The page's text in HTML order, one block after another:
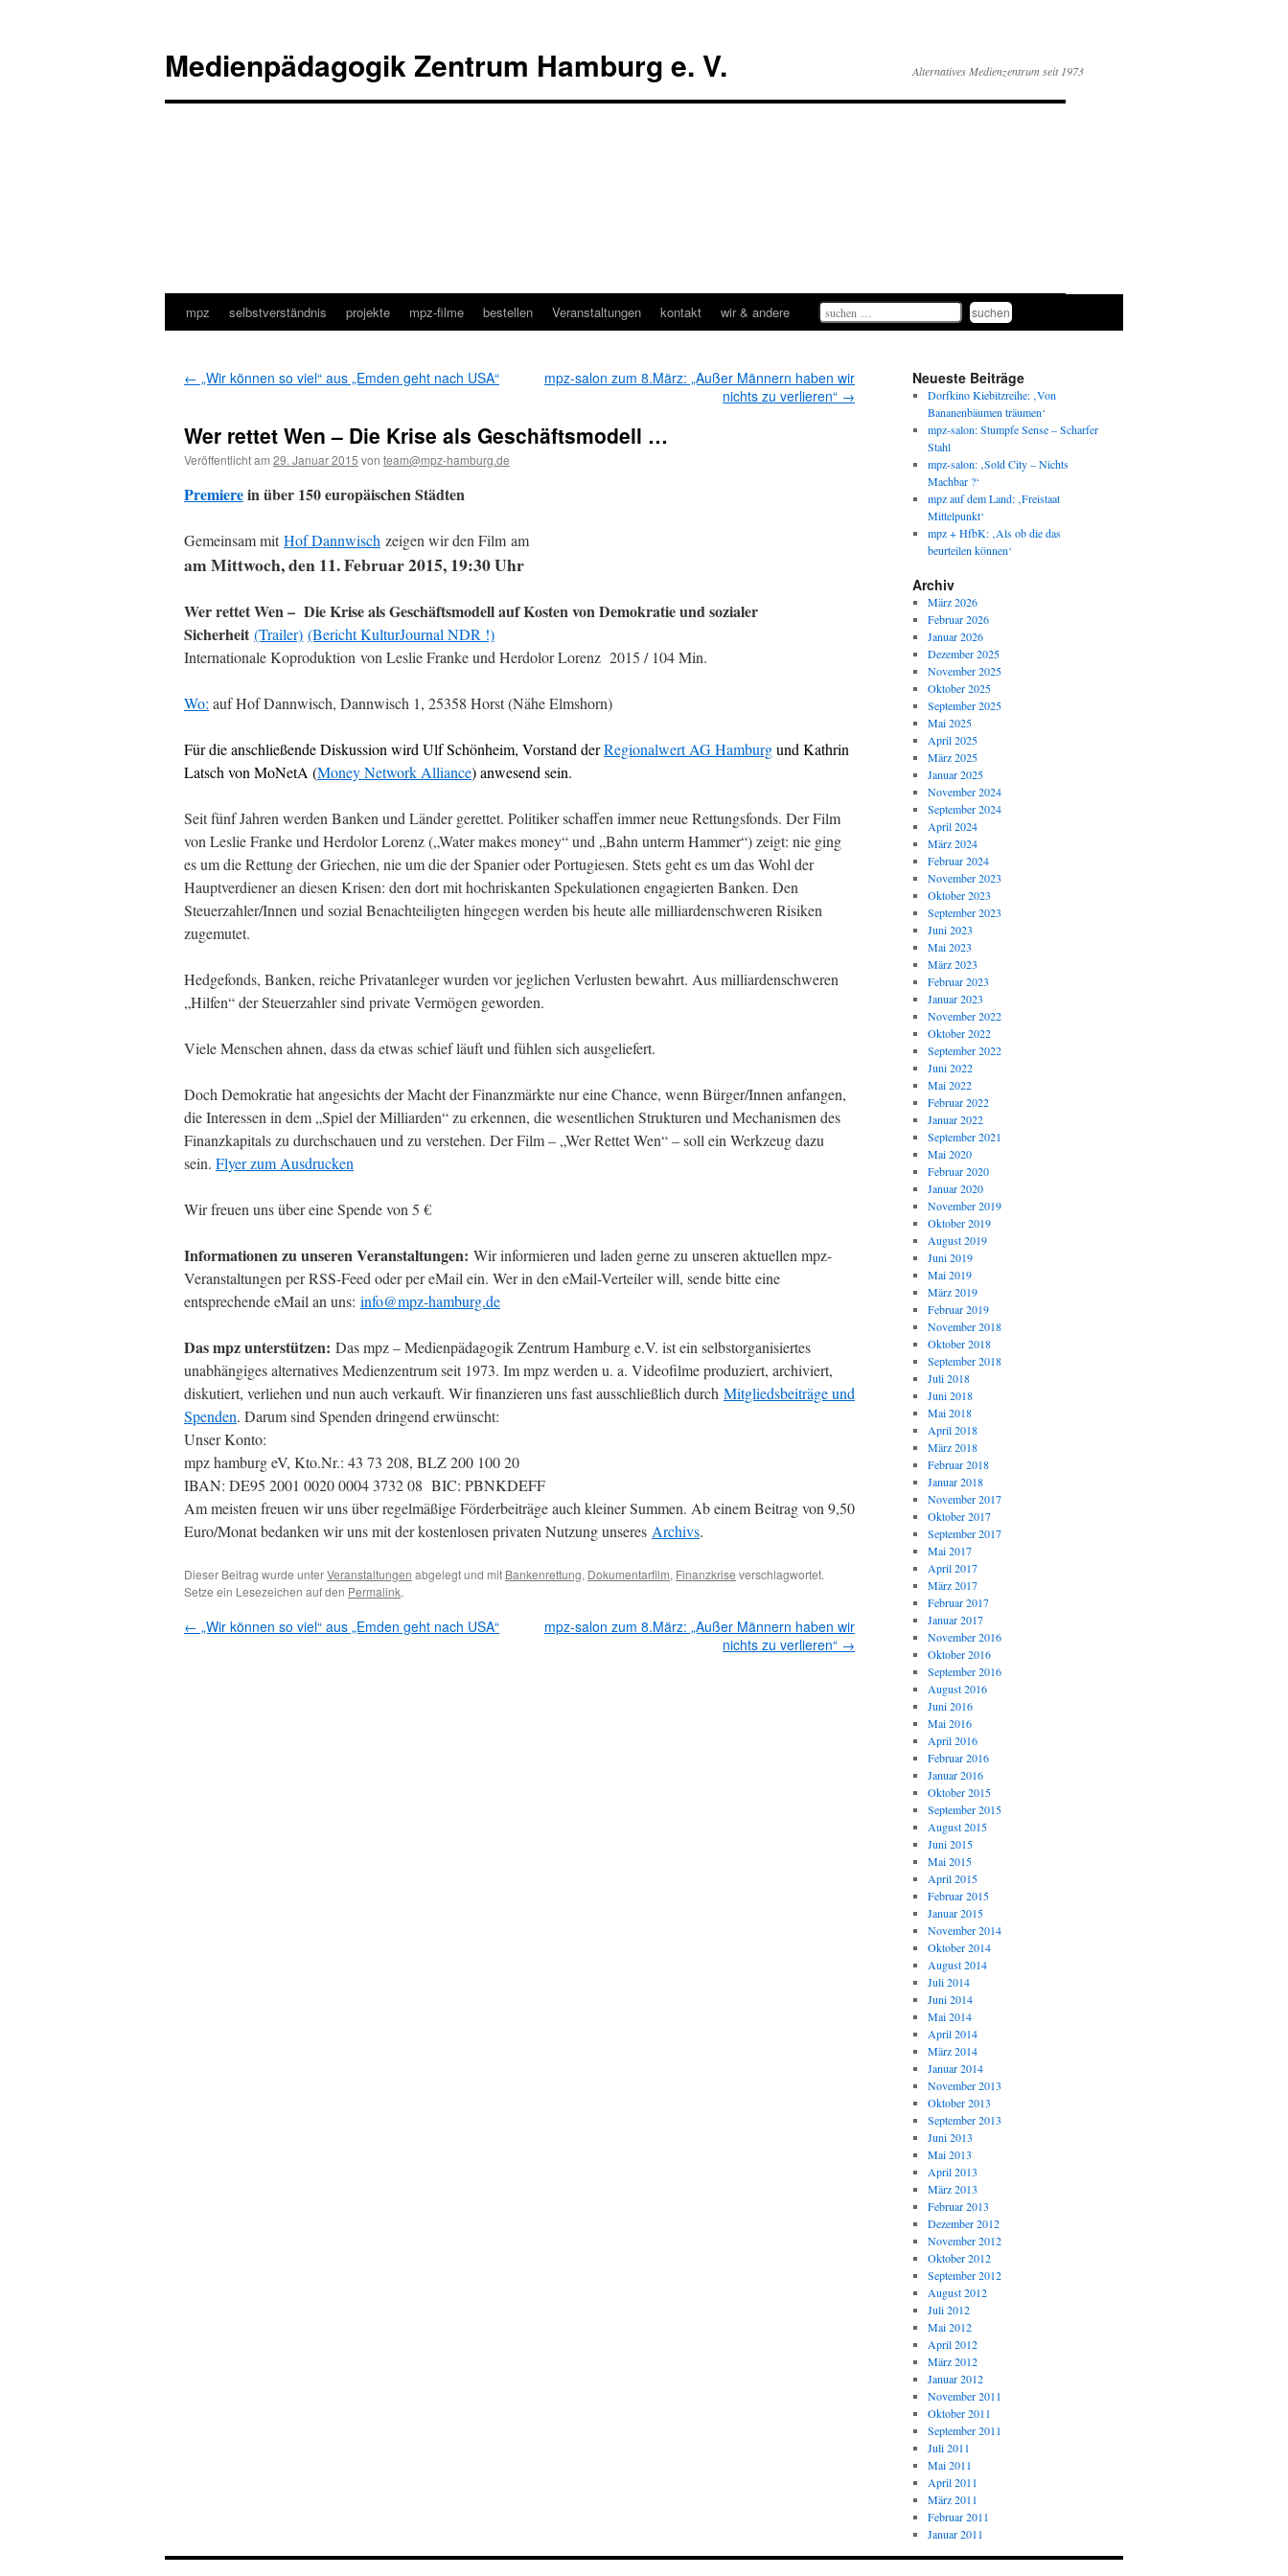
Medienpädagogik Zentrum Hamburg e. V. Alternatives Medienzentrum seit 1973
Zum
springen
mpz selbstverständnis projekte mpz-filme bestellen Veranstaltungen kontakt wir & andere
Suchen
nach:
← „Wir können so viel“ aus „Emden geht nach USA“
mpz-salon zum 8.März: „Außer Männern haben wir
nichts zu verlieren“ →
Wer rettet Wen – Die Krise als Geschäftsmodell …
Veröffentlicht am 29. Januar 2015 von team@mpz-hamburg.de
Premierein über 150 europäischen Städten
Gemeinsam mitHof Dannwisch zeigen wir den Film am
am Mittwoch, den 11. Februar 2015, 19:30 Uhr
Wer rettet Wen – Die Krise als Geschäftsmodell auf Kosten von Demokratie und sozialer
Sicherheit (Trailer) (Bericht KulturJournal NDR !)
Internationale Koproduktion von Leslie Franke und Herdolor Lorenz 2015 / 104 Min.
Wo: auf Hof Dannwisch, Dannwisch 1, 25358 Horst (Nähe Elmshorn)
Für die anschließende Diskussion wird Ulf Schönheim, Vorstand derRegionalwert AG Hamburgund Kathrin
Latsch von MoNetA (Money Network Alliance) anwesend sein.
Seit fünf Jahren werden Banken und Länder gerettet. Politiker schaffen immer neue Rettungsfonds. Der Film
von Leslie Franke und Herdolor Lorenz („Water makes money“ und „Bahn unterm Hammer“) zeigt: nie ging
es um die Rettung der Griechen, nie um die der Spanier oder Portugiesen. Stets geht es um das Wohl der
Hauptverdiener an diesen Krisen: den dort mit hochriskanten Spekulationen engagierten Banken. Den
Steuerzahler/Innen und sozial Benachteiligten hingegen werden bis heute alle milliardenschweren Risiken
zugemutet.
Hedgefonds, Banken, reiche Privatanleger wurden vor jeglichen Verlusten bewahrt. Aus milliardenschweren
„Hilfen“ der Steuerzahler sind private Vermögen geworden.
Viele Menschen ahnen, dass da etwas schief läuft und fühlen sich ausgeliefert.
Doch Demokratie hat angesichts der Macht der Finanzmärkte nur eine Chance, wenn Bürger/Innen anfangen,
die Interessen in dem „Spiel der Milliarden“ zu erkennen, die wesentlichen Strukturen und Mechanismen des
Finanzkapitals zu durchschauen und zu verstehen. Der Film – „Wer Rettet Wen“ – soll ein Werkzeug dazu
sein. Flyer zum Ausdrucken
Wir freuen uns über eine Spende von 5 €
Informationen zu unseren Veranstaltungen: Wir informieren und laden gerne zu unseren aktuellen mpz-
Veranstaltungen per RSS-Feed oder per eMail ein. Wer in den eMail-Verteiler will, sende bitte eine
entsprechende eMail an uns: info@mpz-hamburg.de
Das mpz unterstützen: Das mpz – Medienpädagogik Zentrum Hamburg e.V. ist ein selbstorganisiertes
unabhängiges alternatives Medienzentrum seit 1973. Im mpz werden u. a. Videofilme produziert, archiviert,
diskutiert, verliehen und nun auch verkauft. Wir finanzieren uns fast ausschließlich durch Mitgliedsbeiträge und
Spenden. Darum sind Spenden dringend erwünscht:
Unser Konto:
mpz hamburg eV, Kto.Nr.: 43 73 208, BLZ 200 100 20
IBAN: DE95 2001 0020 0004 3732 08 BIC: PBNKDEFF
Am meisten freuen wir uns über regelmäßige Förderbeiträge auch kleiner Summen. Ab einem Beitrag von 9,50
Euro/Monat bedanken wir uns mit der kostenlosen privaten Nutzung unseres Archivs.
Dieser Beitrag wurde unterVeranstaltungen abgelegt und mit Bankenrettung, Dokumentarfilm, Finanzkrise verschlagwortet.
Setze ein Lesezeichen auf den Permalink.
← „Wir können so viel“ aus „Emden geht nach USA“
mpz-salon zum 8.März: „Außer Männern haben wir
nichts zu verlieren“ →
Neueste Beiträge
Dorfkino Kiebitzreihe: ‚Von
Bananenbäumen träumen‘
mpz-salon: Stumpfe Sense – Scharfer
Stahl
mpz-salon: ‚Sold City – Nichts
Machbar ?‘
mpz auf dem Land: ‚Freistaat
Mittelpunkt‘
mpz + HfbK: ‚Als ob die das
beurteilen können‘
Archiv
März 2026
Februar 2026
Januar 2026
Dezember 2025
November 2025
Oktober 2025
September 2025
Mai 2025
April 2025
März 2025
Januar 2025
November 2024
September 2024
April 2024
März 2024
Februar 2024
November 2023
Oktober 2023
September 2023
Juni 2023
Mai 2023
März 2023
Februar 2023
Januar 2023
November 2022
Oktober 2022
September 2022
Juni 2022
Mai 2022
Februar 2022
Januar 2022
September 2021
Mai 2020
Februar 2020
Januar 2020
November 2019
Oktober 2019
August 2019
Juni 2019
Mai 2019
März 2019
Februar 2019
November 2018
Oktober 2018
September 2018
Juli 2018
Juni 2018
Mai 2018
April 2018
März 2018
Februar 2018
Januar 2018
November 2017
Oktober 2017
September 2017
Mai 2017
April 2017
März 2017
Februar 2017
Januar 2017
November 2016
Oktober 2016
September 2016
August 2016
Juni 2016
Mai 2016
April 2016
Februar 2016
Januar 2016
Oktober 2015
September 2015
August 2015
Juni 2015
Mai 2015
April 2015
Februar 2015
Januar 2015
November 2014
Oktober 2014
August 2014
Juli 2014
Juni 2014
Mai 2014
April 2014
März 2014
Januar 2014
November 2013
Oktober 2013
September 2013
Juni 2013
Mai 2013
April 2013
März 2013
Februar 2013
Dezember 2012
November 2012
Oktober 2012
September 2012
August 2012
Juli 2012
Mai 2012
April 2012
März 2012
Januar 2012
November 2011
Oktober 2011
September 2011
Juli 2011
Mai 2011
April 2011
März 2011
Februar 2011
Januar 2011